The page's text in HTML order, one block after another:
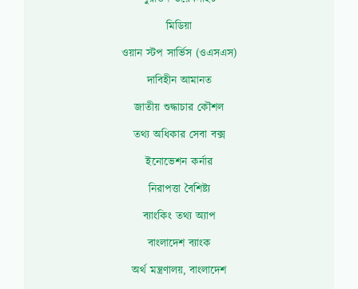
মিডিয়া
ওয়ান স্টপ সার্ভিস (ওএসএস)
দাবিহীন আমানত
জাতীয় শুদ্ধাচার কৌশল
তথ্য অধিকার সেবা বক্স
ইনোভেশন কর্নার
নিরাপত্তা বৈশিষ্ট্য
ব্যাংকিং তথ্য অ্যাপ
বাংলাদেশ ব্যাংক
অর্থ মন্ত্রণালয়, বাংলাদেশ